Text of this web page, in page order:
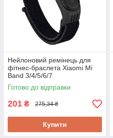
Нейлоновий ремінець для
фітнес-браслета Xiaomi Mi
Band 3/4/5/6/7
Готово до відправки
201 ₴ 275,34 ₴
Купити